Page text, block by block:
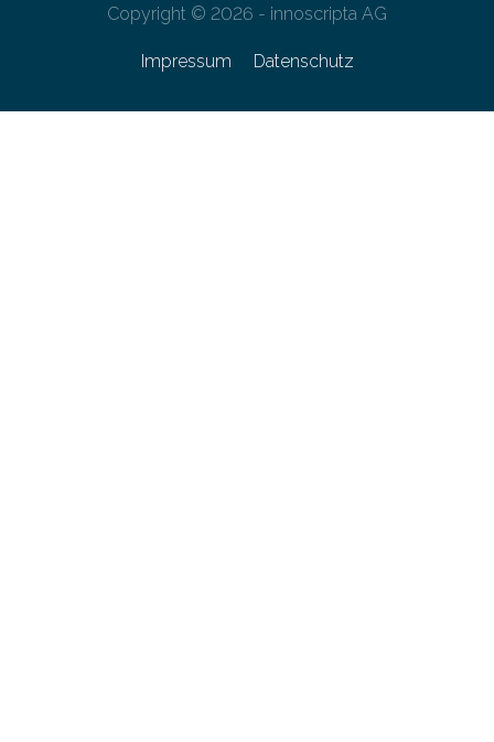
Copyright © 2026 - innoscripta AG
Impressum Datenschutz